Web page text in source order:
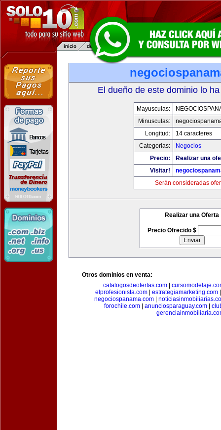
El dueño de este dominio lo
Mayusculas:
Minusculas:
Longitud:
14 caracteres
Categorias:
Negocios
Precio:
Realizar una
Visitar!
Serán consideradas
Realizar una Oferta
Precio Ofrecido $
Otros dominios en venta:
catalogosdeofertas.com|
elprofesionista.com
estrategiamarketing.com
negociospanama.com
forochile.com| anunciosparaguay.com|